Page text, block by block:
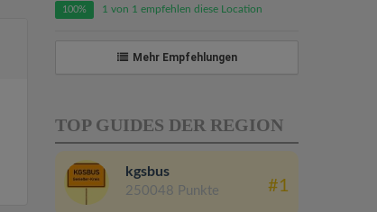
100% 1 von 1 empfehlen diese Location
Mehr Empfehlungen
TOP GUIDES DER REGION
kgsbus
250048 Punkte #1